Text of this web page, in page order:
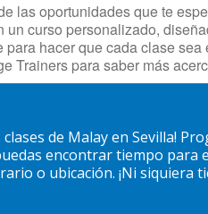
las oportunidades que te
un curso personalizado,
hacer que cada clase
Trainers para saber más
de Malay en Sevilla!
encontrar tiempo para
o ubicación. ¡Ni siquiera